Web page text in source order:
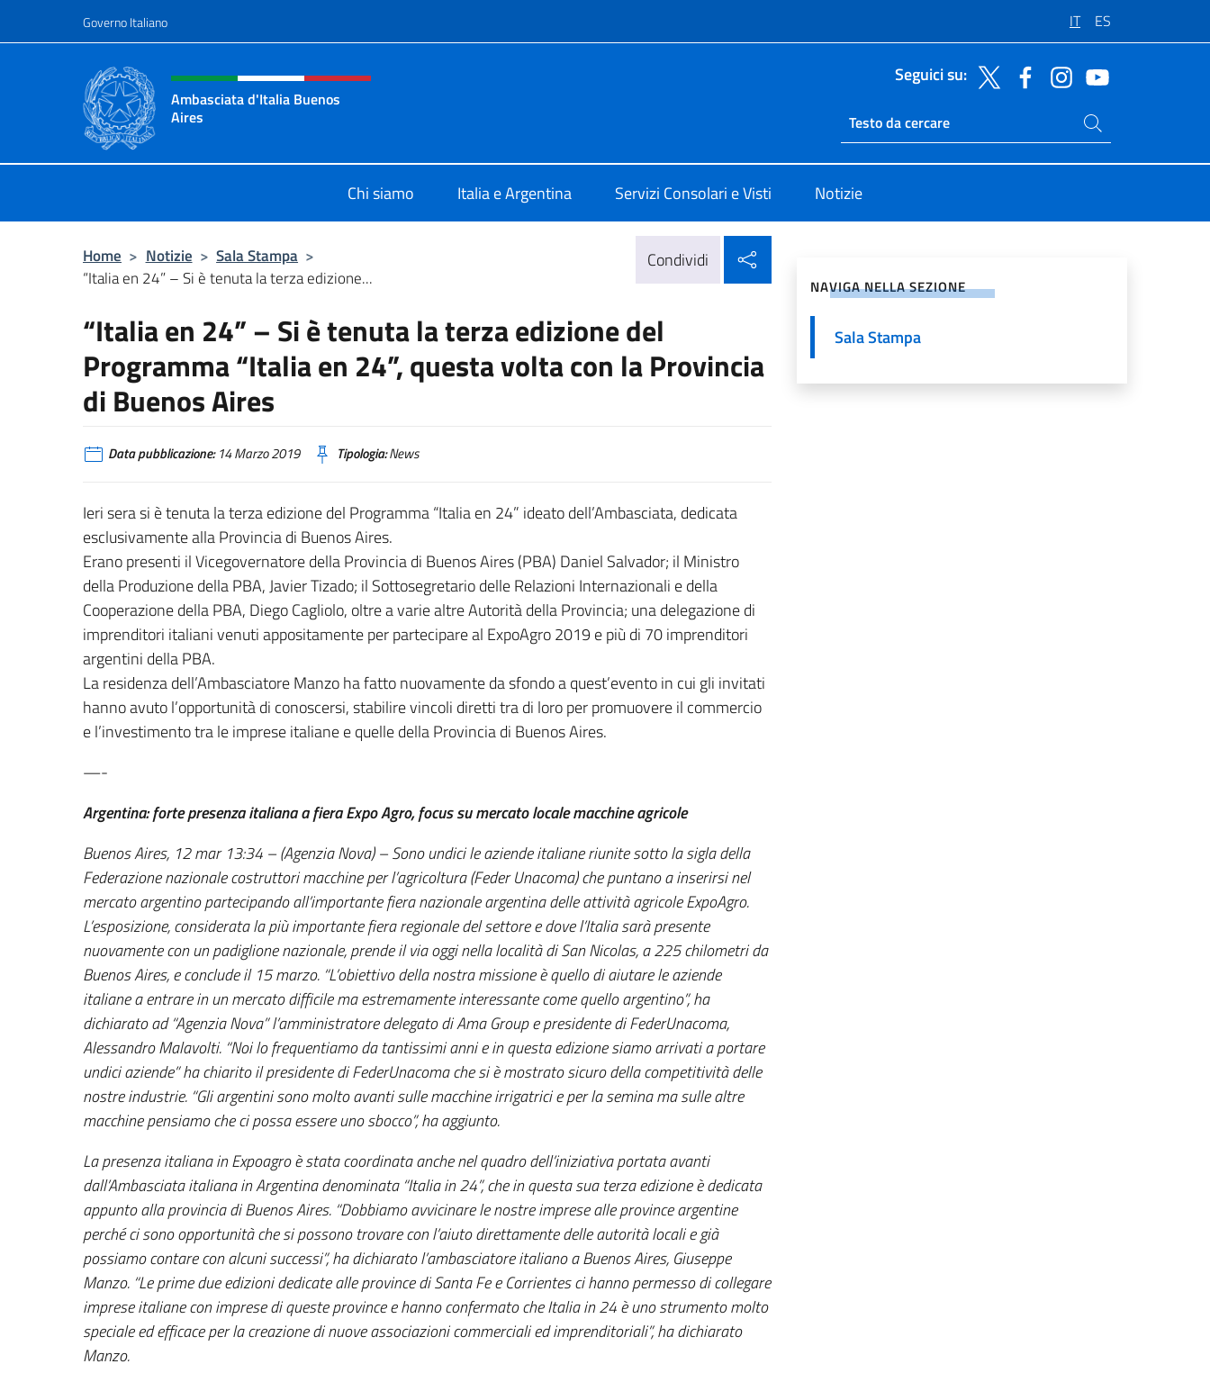
Governo Italiano IT ES
Intestazione sito, social e menù
Ambasciata d'Italia Buenos
Aires
Seguici su:
Ricerca sito live
Cerca nel sito
Chi siamo Italia e Argentina Servizi Consolari e Visti Notizie
Home > Notizie > Sala Stampa >
“Italia en 24” – Si è tenuta la terza edizione...
Condividi
“Italia en 24” – Si è tenuta la terza edizione del
Programma “Italia en 24”, questa volta con la Provincia
di Buenos Aires
Data pubblicazione:14 Marzo 2019 Tipologia:News
Ieri sera si è tenuta la terza edizione del Programma “Italia en 24” ideato dell’Ambasciata, dedicata
esclusivamente alla Provincia di Buenos Aires.
Erano presenti il Vicegovernatore della Provincia di Buenos Aires (PBA) Daniel Salvador; il Ministro
della Produzione della PBA, Javier Tizado; il Sottosegretario delle Relazioni Internazionali e della
Cooperazione della PBA, Diego Cagliolo, oltre a varie altre Autorità della Provincia; una delegazione di
imprenditori italiani venuti appositamente per partecipare al ExpoAgro 2019 e più di 70 imprenditori
argentini della PBA.
La residenza dell’Ambasciatore Manzo ha fatto nuovamente da sfondo a quest’evento in cui gli invitati
hanno avuto l’opportunità di conoscersi, stabilire vincoli diretti tra di loro per promuovere il commercio
e l’investimento tra le imprese italiane e quelle della Provincia di Buenos Aires.
—-
Argentina: forte presenza italiana a fiera Expo Agro, focus su mercato locale macchine agricole
Buenos Aires, 12 mar 13:34 – (Agenzia Nova) – Sono undici le aziende italiane riunite sotto la sigla della
Federazione nazionale costruttori macchine per l’agricoltura (Feder Unacoma) che puntano a inserirsi nel
mercato argentino partecipando all’importante fiera nazionale argentina delle attività agricole ExpoAgro.
L’esposizione, considerata la più importante fiera regionale del settore e dove l’Italia sarà presente
nuovamente con un padiglione nazionale, prende il via oggi nella località di San Nicolas, a 225 chilometri da
Buenos Aires, e conclude il 15 marzo. “L’obiettivo della nostra missione è quello di aiutare le aziende
italiane a entrare in un mercato difficile ma estremamente interessante come quello argentino”, ha
dichiarato ad “Agenzia Nova” l’amministratore delegato di Ama Group e presidente di FederUnacoma,
Alessandro Malavolti. “Noi lo frequentiamo da tantissimi anni e in questa edizione siamo arrivati a portare
undici aziende” ha chiarito il presidente di FederUnacoma che si è mostrato sicuro della competitività delle
nostre industrie. “Gli argentini sono molto avanti sulle macchine irrigatrici e per la semina ma sulle altre
macchine pensiamo che ci possa essere uno sbocco”, ha aggiunto.
La presenza italiana in Expoagro è stata coordinata anche nel quadro dell’iniziativa portata avanti
dall’Ambasciata italiana in Argentina denominata “Italia in 24”, che in questa sua terza edizione è dedicata
appunto alla provincia di Buenos Aires. “Dobbiamo avvicinare le nostre imprese alle province argentine
perché ci sono opportunità che si possono trovare con l’aiuto direttamente delle autorità locali e già
possiamo contare con alcuni successi”, ha dichiarato l’ambasciatore italiano a Buenos Aires, Giuseppe
Manzo. “Le prime due edizioni dedicate alle province di Santa Fe e Corrientes ci hanno permesso di collegare
imprese italiane con imprese di queste province e hanno confermato che Italia in 24 è uno strumento molto
speciale ed efficace per la creazione di nuove associazioni commerciali ed imprenditoriali”, ha dichiarato
Manzo.
NAVIGA NELLA SEZIONE
Sala Stampa